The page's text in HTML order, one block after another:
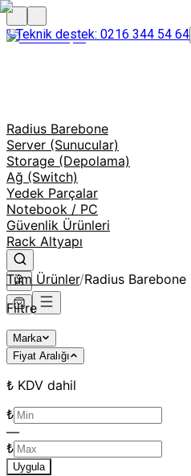
Teknik destek: 0216 344 54 64
Radius Barebone
Server (Sunucular)
Storage (Depolama)
Ağ (Switch)
Yedek Parçalar
Notebook / PC
Güvenlik Ürünleri
Rack Altyapı
Tüm Ürünler/Radius Barebone
Filtre
Marka
Fiyat Aralığı
₺ KDV dahil
₺
—
₺
Uygula